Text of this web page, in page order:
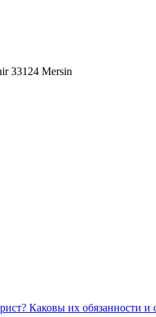
33124 Mersin
Каковы их обязанности и